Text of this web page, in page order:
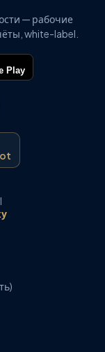
— рабочие
white-label.
Play